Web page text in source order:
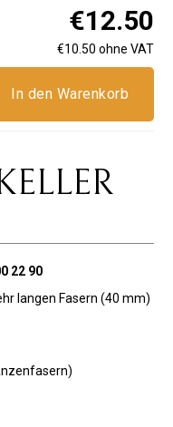
€12.50
€10.50 ohne VAT
In den Warenkorb
22 90
langen Fasern (40 mm)